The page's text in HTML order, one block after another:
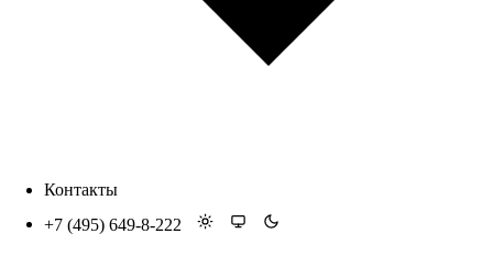
Контакты
+7 (495) 649-8-222